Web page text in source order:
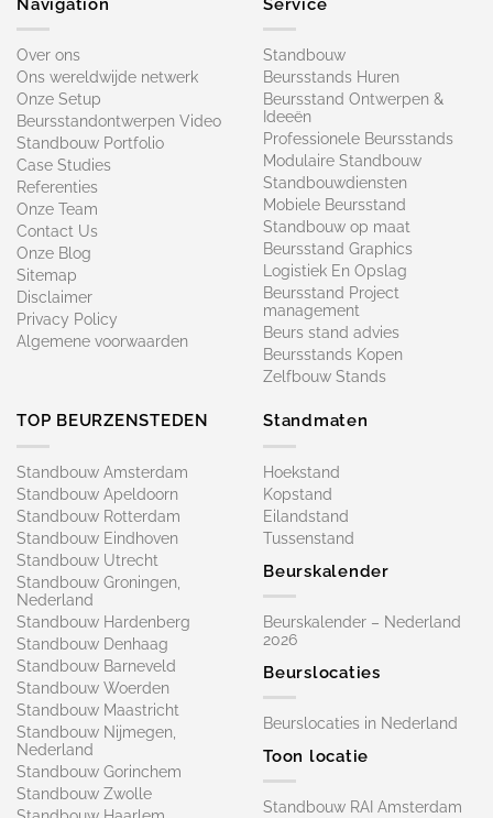
Navigation
Over ons
Ons wereldwijde netwerk
Onze Setup
Beursstandontwerpen Video
Standbouw Portfolio
Case Studies
Referenties
Onze Team
Contact Us
Onze Blog
Sitemap
Disclaimer
Privacy Policy
Algemene voorwaarden
Service
Standbouw
Beursstands Huren
Beursstand Ontwerpen &
Ideeën
Professionele Beursstands
Modulaire Standbouw
Standbouwdiensten
Mobiele Beursstand
Standbouw op maat​
Beursstand Graphics
Logistiek En Opslag
Beursstand Project
management
Beurs stand advies
Beursstands Kopen
Zelfbouw Stands
TOP BEURZENSTEDEN
Standbouw Amsterdam
Standbouw Apeldoorn
Standbouw Rotterdam
Standbouw Eindhoven
Standbouw Utrecht
Standbouw Groningen,
Nederland
Standbouw Hardenberg
Standbouw Denhaag
Standbouw Barneveld
Standbouw Woerden
Standbouw Maastricht
Standbouw Nijmegen,
Nederland
Standbouw Gorinchem
Standbouw Zwolle
Standmaten
Hoekstand
Kopstand
Eilandstand
Tussenstand
Beurskalender
Beurskalender – Nederland
2026
Beurslocaties
Beurslocaties in Nederland
Toon locatie
Standbouw RAI Amsterdam